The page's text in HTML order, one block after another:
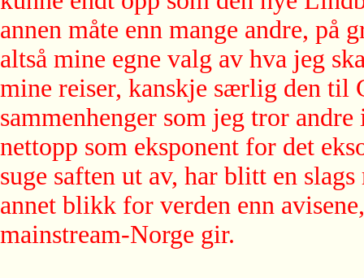
annen måte enn mange andre,
altså mine egne valg av hva jeg
mine reiser, kanskje særlig den til
sammenhenger som jeg tror
nettopp som eksponent for det
suge saften ut av, har blitt en
annet blikk for verden enn
mainstream-Norge gir.